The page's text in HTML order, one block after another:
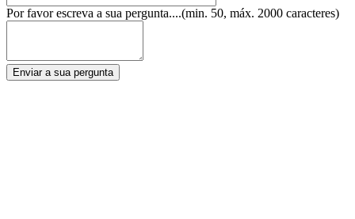
Por favor escreva a sua pergunta....(min. 50, máx. 2000 caracteres)
Enviar a sua pergunta